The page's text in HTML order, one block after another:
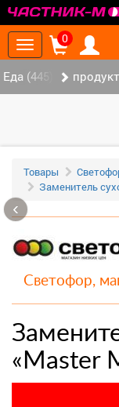
Toggle
navigation
0
Еда (445)
Товары
Заменитель
Светофор,
«Master
‹